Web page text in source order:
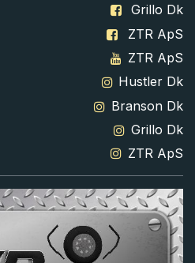
Grillo Dk
ZTR ApS
ZTR ApS
Hustler Dk
Branson Dk
Grillo Dk
ZTR ApS